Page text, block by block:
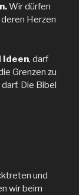
Wir dürfen
Herzen
Ideen, darf
Grenzen zu
Die Bibel
und
wir beim